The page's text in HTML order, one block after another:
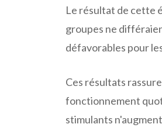
Le résultat de cette
groupes ne
défavorables pour
Ces résultats
fonctionnement
stimulants